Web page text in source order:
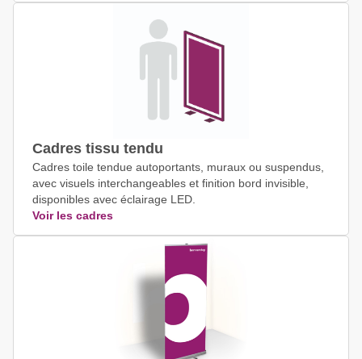
Cadres tissu tendu
Cadres toile tendue autoportants, muraux ou suspendus,
avec visuels interchangeables et finition bord invisible,
disponibles avec éclairage LED.
Voir les cadres